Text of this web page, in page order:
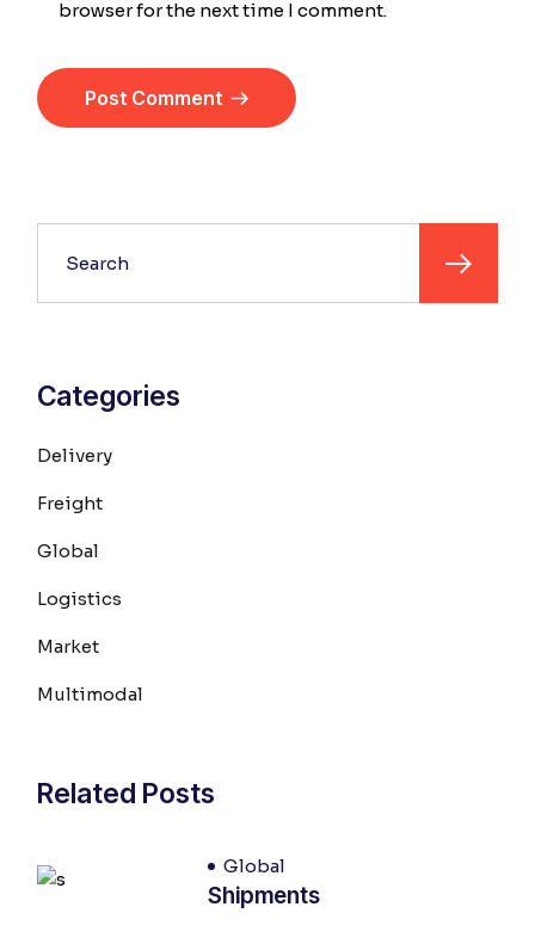
browser for the next time I comment.
Post Comment
Categories
Delivery
Freight
Global
Logistics
Market
Multimodal
Related Posts
Global
Shipments